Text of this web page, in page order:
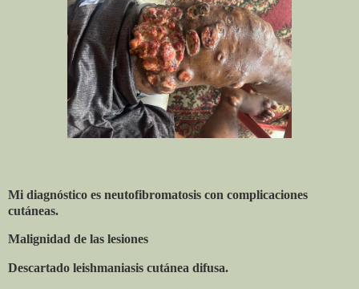
Mi diagnóstico es neutofibromatosis con complicaciones
cutáneas.
Malignidad de las lesiones
Descartado leishmaniasis cutánea difusa.